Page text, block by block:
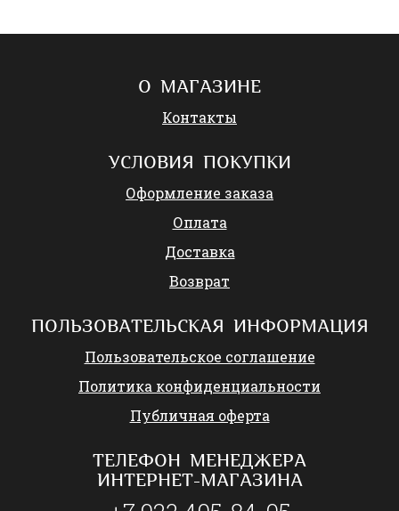
О МАГАЗИНЕ
Контакты
УСЛОВИЯ ПОКУПКИ
Оформление заказа
Оплата
Доставка
Возврат
ПОЛЬЗОВАТЕЛЬСКАЯ ИНФОРМАЦИЯ
Пользовательское соглашение
Политика конфиденциальности
Публичная оферта
ТЕЛЕФОН МЕНЕДЖЕРА
ИНТЕРНЕТ-МАГАЗИНА